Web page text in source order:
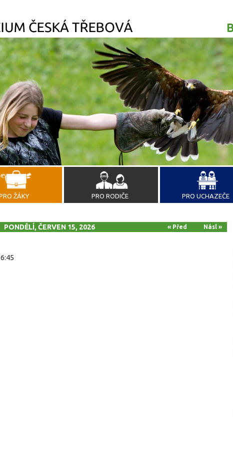
ŽÁKY PRO RODIČE PRO UCHAZEČE
PONDĚLÍ, ČERVEN 15, 2026 « Před Násl »